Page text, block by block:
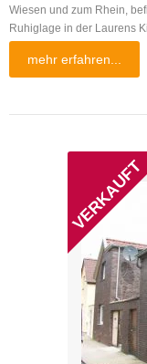
Wiesen und zum Rhein,
Ruhiglage in der Laurens
mehr erfahren...